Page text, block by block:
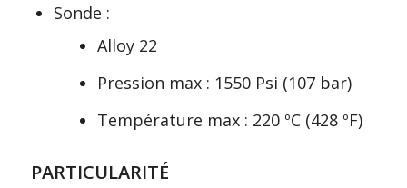
Sonde :
Alloy 22
Pression max : 1550 Psi (107 bar)
Température max : 220 ºC (428 ºF)
PARTICULARITÉ